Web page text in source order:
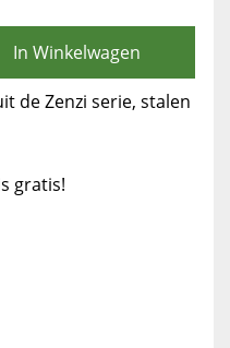
In Winkelwagen
de Zenzi serie, stalen
gratis!